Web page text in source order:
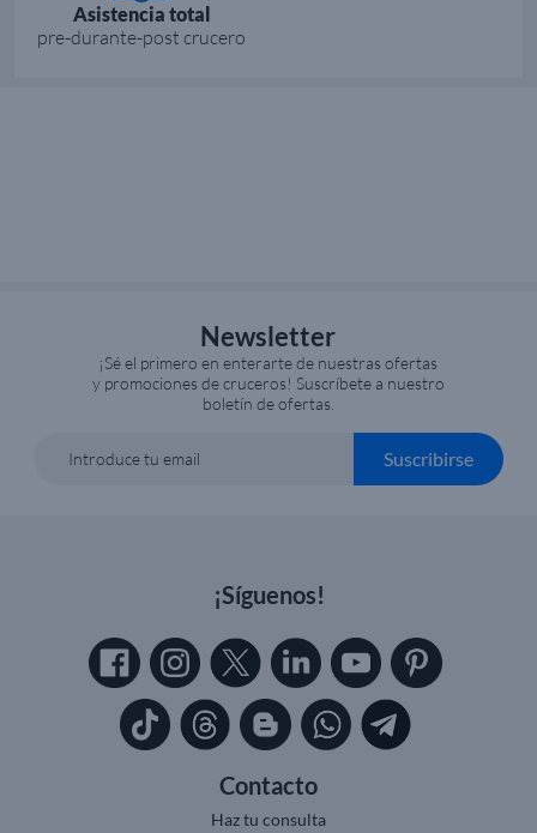
Asistencia total
pre-durante-post crucero
Newsletter
¡Sé el primero en enterarte de nuestras ofertas
y promociones de cruceros! Suscríbete a nuestro
boletín de ofertas.
Introduce tu email Suscribirse
¡Síguenos!
Contacto
Haz tu consulta